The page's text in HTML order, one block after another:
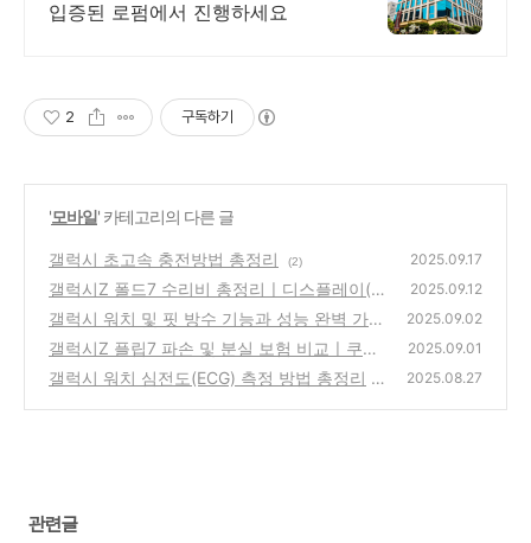
입증된 로펌에서 진행하세요
2 구독하기
'모바일' 카테고리의 다른 글
갤럭시 초고속 충전방법 총정리 (2) 2025.09.17
갤럭시Z 폴드7 수리비 총정리ㅣ디스플레이(메
인 서브) 메인보드 배터리 카메라 후면케이스
(0)
2025.09.12
갤럭시 워치 및 핏 방수 기능과 성능 완벽 가이
드
(1)
2025.09.02
갤럭시Z 플립7 파손 및 분실 보험 비교ㅣ쿠팡
삼성케어 카카오파손 통신사 카드사보험
(2)
2025.09.01
갤럭시 워치 심전도(ECG) 측정 방법 총정리 2025.08.27
관련글